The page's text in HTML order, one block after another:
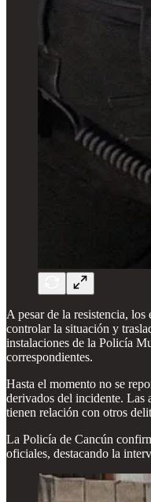
A pesar de la resistencia,
controlar la situación y
instalaciones de la Policía
correspondientes.
Hasta el momento no se
derivados del incidente. Las
tienen relación con otros
La Policía de Cancún
oficiales, destacando la